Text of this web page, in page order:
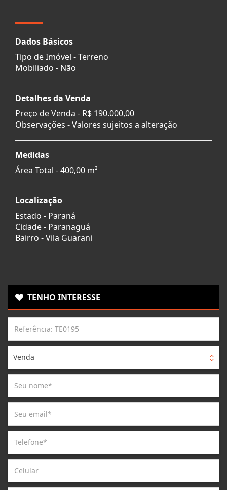
Dados Básicos
Tipo de Imóvel - Terreno
Mobiliado - Não
Detalhes da Venda
Preço de Venda - R$ 190.000,00
Observações - Valores sujeitos a alteração
Medidas
Área Total - 400,00 m²
Localização
Estado - Paraná
Cidade - Paranaguá
Bairro -Vila Guarani
TENHO INTERESSE
Venda